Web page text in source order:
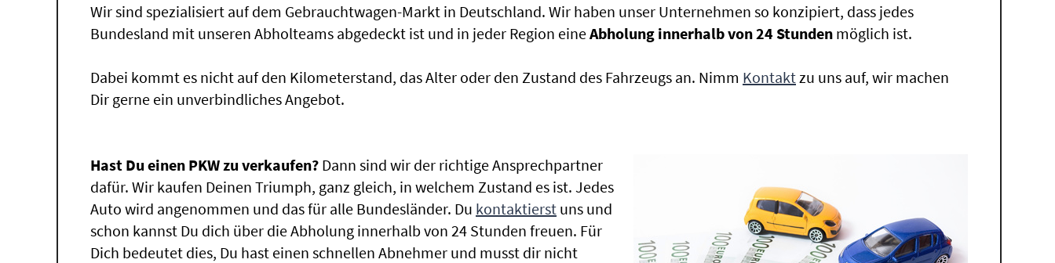
Wir sind spezialisiert auf dem Gebrauchtwagen-Markt in Deutschland. Wir haben unser Unternehmen so konzipiert, dass jedes
Bundesland mit unseren Abholteams abgedeckt ist und in jeder Region eineAbholung innerhalb von 24 Stunden möglich ist.
Dabei kommt es nicht auf den Kilometerstand, das Alter oder den Zustand des Fahrzeugs an. Nimm Kontaktzu uns auf, wir machen
Dir gerne ein unverbindliches Angebot.
Hast Du einen PKW zu verkaufen? Dann sind wir der richtige Ansprechpartner
dafür. Wir kaufen Deinen Triumph, ganz gleich, in welchem Zustand es ist. Jedes
Auto wird angenommen und das für alle Bundesländer. Du kontaktierst uns und
schon kannst Du dich über die Abholung innerhalb von 24 Stunden freuen. Für
Dich bedeutet dies, Du hast einen schnellen Abnehmer und musst dir nicht